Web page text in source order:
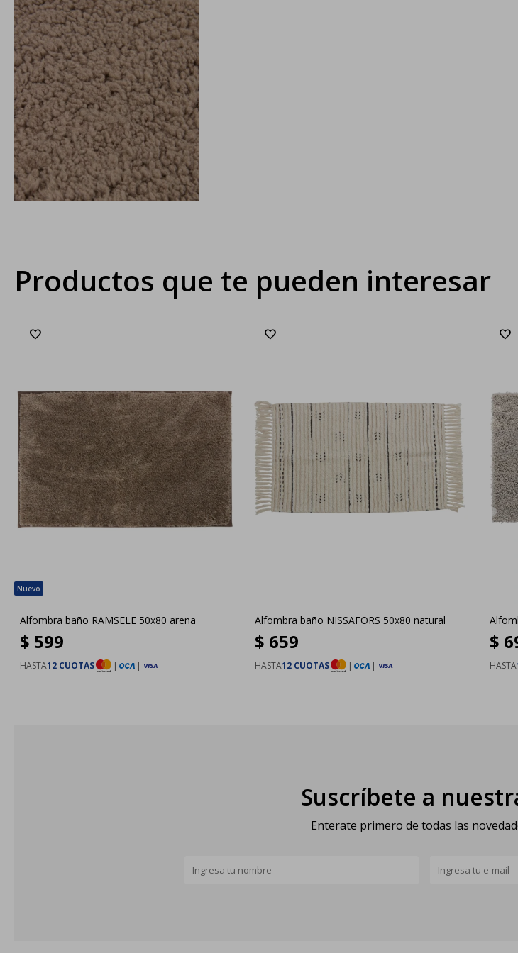
Productos que te pueden interesar
Alfombra baño RAMSELE 50x80 arena
$ 599
HASTA12 CUOTAS | |
Alfombra baño NISSAFORS 50x80 natural
$ 659
HASTA12 CUOTAS | |
$
HASTA
Suscríbete a
Enterate primero de todas las